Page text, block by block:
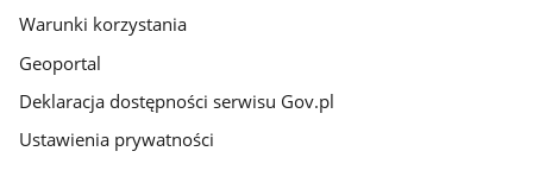
Warunki korzystania
Geoportal
Deklaracja dostępności serwisu Gov.pl
Ustawienia prywatności